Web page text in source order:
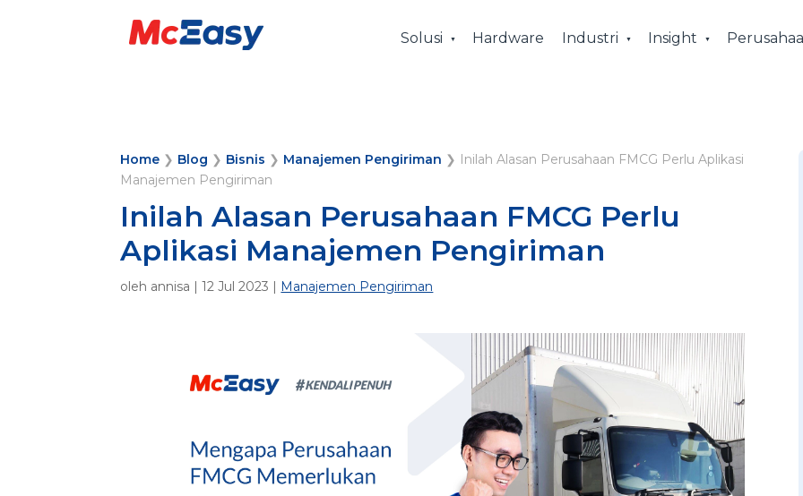
Solusi Hardware Industri Insight
Home ❯ Blog ❯ Bisnis ❯ Manajemen Pengiriman ❯ Inilah Alasan Perusahaan FMCG Perlu Aplikasi
Manajemen Pengiriman
Inilah Alasan Perusahaan FMCG Perlu
Aplikasi Manajemen Pengiriman
oleh annisa |12 Jul 2023 | Manajemen Pengiriman